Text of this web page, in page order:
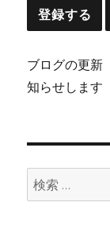
ブログの更新
知らせします
検
索: